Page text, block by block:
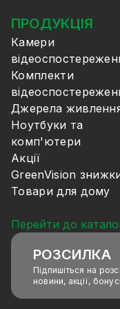
ПРОДУКЦІЯ
Камери
Комплекти
Джерела
Ноутбуки та
комп'ютери
Акції
GreenVision
Товари для дому
Перейти до
РОЗСИЛКА
Підпишіться на
новини, акції,